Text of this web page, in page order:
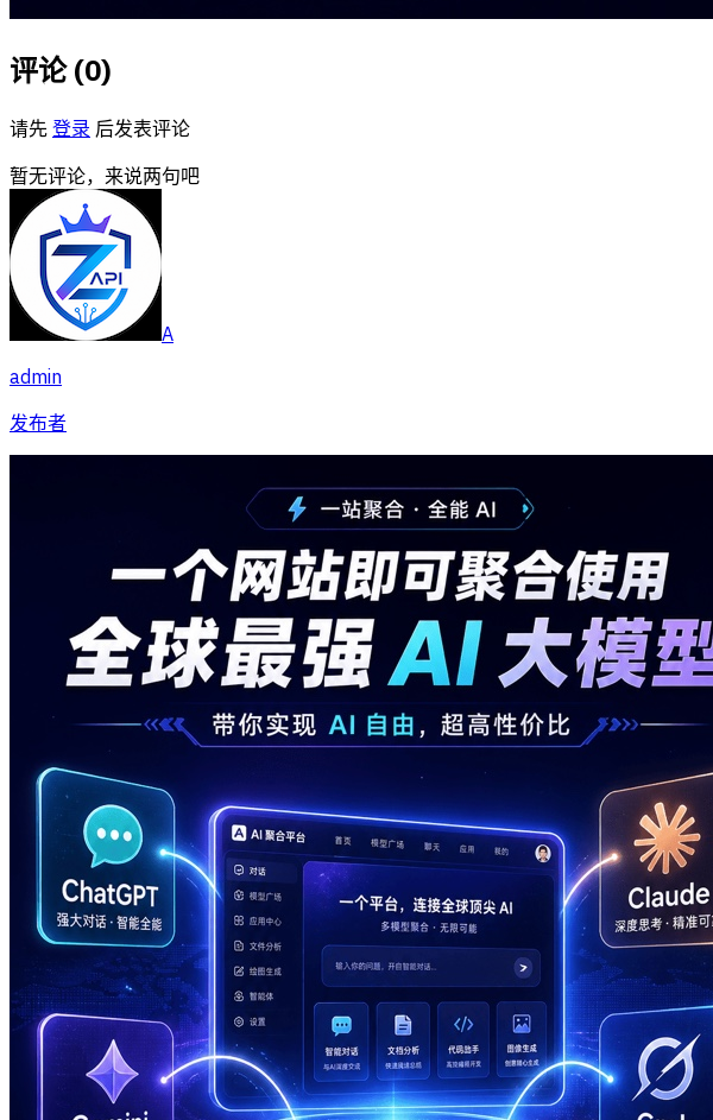
评论 (0)
请先 登录 后发表评论
暂无评论，来说两句吧
A
admin
发布者